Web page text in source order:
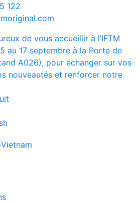
122
de vous accueillir à l’IFTM
au 17 septembre à la Porte de
A026), pour échanger sur vos
nouveautés et renforcer notre